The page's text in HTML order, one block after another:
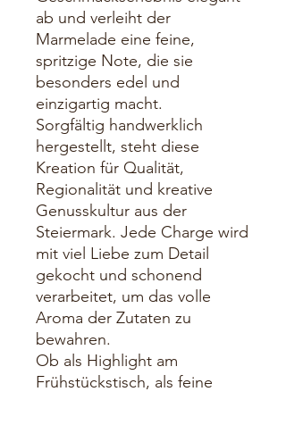
ab und verleiht der
Marmelade eine feine,
spritzige Note, die sie
besonders edel und
einzigartig macht.
Sorgfältig handwerklich
hergestellt, steht diese
Kreation für Qualität,
Regionalität und kreative
Genusskultur aus der
Steiermark. Jede Charge wird
mit viel Liebe zum Detail
gekocht und schonend
verarbeitet, um das volle
Aroma der Zutaten zu
bewahren.
Ob als Highlight am
Frühstückstisch, als feine